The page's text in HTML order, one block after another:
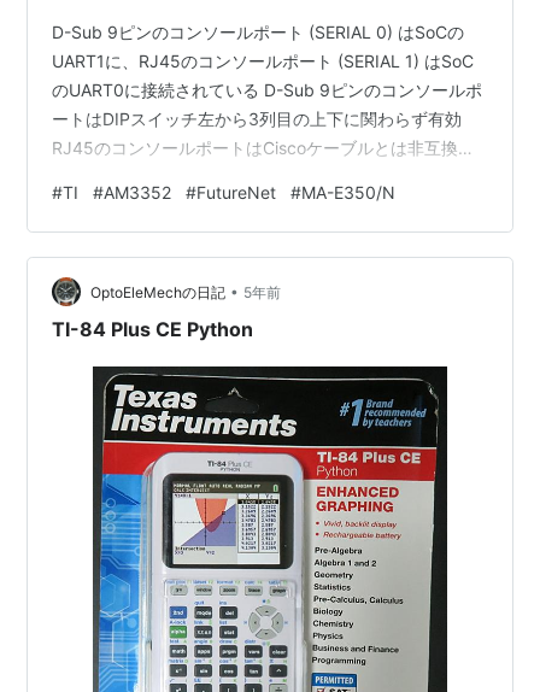
D-Sub 9ピンのコンソールポート (SERIAL 0) はSoCの
UART1に、RJ45のコンソールポート (SERIAL 1) はSoC
のUART0に接続されている D-Sub 9ピンのコンソールポ
ートはDIPスイッチ左から3列目の上下に関わらず有効
RJ45のコンソールポートはCiscoケーブルとは非互換の
(?) 4 (RXD) 5 (TXD) 6 (RTS) 7 (?) 8 (?) RJ45を担当して
いるTI MAX3243Eのピン割り当ては以下の通り（一部制
御系ピンは現状不明） 基板表面のコネク…
#TI #AM3352 #FutureNet #MA-E350/N
OptoEleMechの日記 • 5年前
TI-84 Plus CE Python